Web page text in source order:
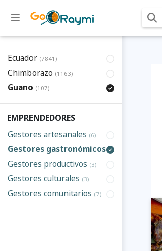
Ecuador (7841)
Chimborazo (1163)
Guano (107)
EMPRENDEDORES
Gestores artesanales (6)
Gestores gastronómicos(15)
Gestores productivos (3)
Gestores culturales (3)
Gestores comunitarios (7)